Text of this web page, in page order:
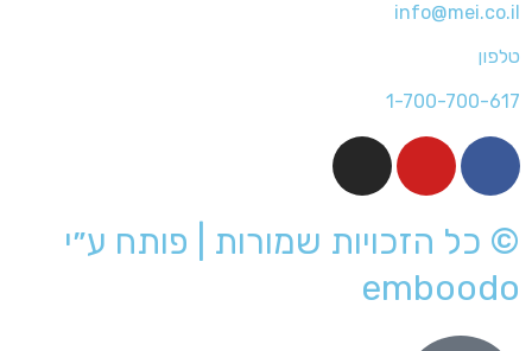
info@mei.co.il
טלפון
1-700-700-617
F
e
o
o
Y
t
u
b
t
g
© כל הזכויות שמורות | פותח ע״י
emboodo